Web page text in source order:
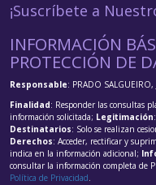
¡Suscríbete a
INFORMACIÓN
PROTECCIÓN DE
Responsable: PRADO SALGUEIRO,
Finalidad: Responder las consultas
información solicitada; Legitimación
Destinatarios: Solo se realizan
Derechos: Acceder, rectificar y
indica en la información adicional;
consultar la información completa de
Política de Privacidad.